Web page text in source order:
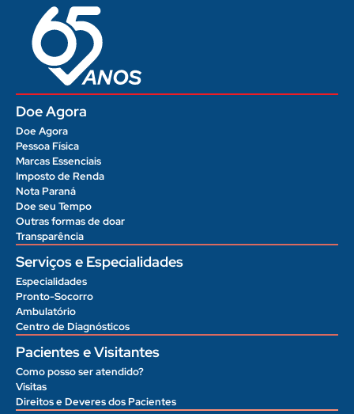
Doe Agora
Doe Agora
Pessoa Física
Marcas Essenciais
Imposto de Renda
Nota Paraná
Doe seu Tempo
Outras formas de doar
Transparência
Serviços e Especialidades
Especialidades
Pronto-Socorro
Ambulatório
Centro de Diagnósticos
Pacientes e Visitantes
Como posso ser atendido?
Visitas
Direitos e Deveres dos Pacientes